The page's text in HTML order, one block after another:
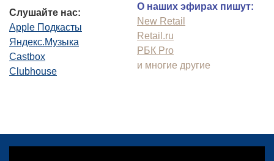
Слушайте нас:
Apple Подкасты
Яндекс.Музыка
Castbox
Clubhouse
О наших эфирах пишут:
New Retail
Retail.ru
РБК Pro
и многие другие